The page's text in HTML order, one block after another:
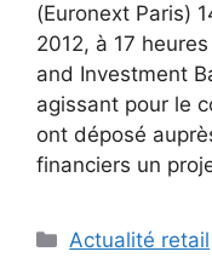
(Euronext Paris)
2012, à 17
and Investment
agissant pour le
ont déposé
financiers un
Catégories
Actualité retail